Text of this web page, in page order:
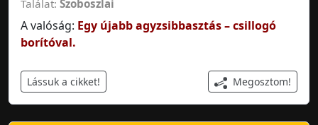
Találat: Szoboszlai
A valóság: Egy újabb agyzsibbasztás – csillogó
borítóval.
Lássuk a cikket! Megosztom!